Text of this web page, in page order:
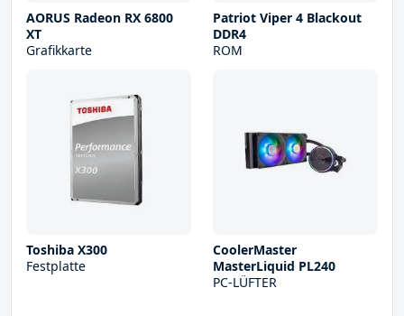
AORUS Radeon RX 6800
XT
Grafikkarte
Patriot Viper 4 Blackout
DDR4
ROM
Toshiba X300
Festplatte
CoolerMaster
MasterLiquid PL240
PC-LÜFTER